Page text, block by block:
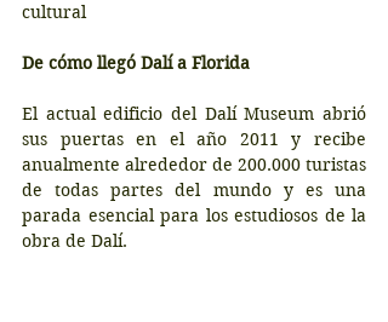
cultural
De cómo llegó Dalí a Florida
El actual edificio del Dalí Museum abrió
sus puertas en el año 2011 y recibe
anualmente alrededor de 200.000 turistas
de todas partes del mundo y es una
parada esencial para los estudiosos de la
obra de Dalí.